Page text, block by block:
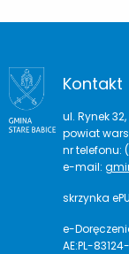
Kontakt
ul. Rynek
powiat
nr telefonu:
e-mail:
skrzynka
e-
AE:PL-